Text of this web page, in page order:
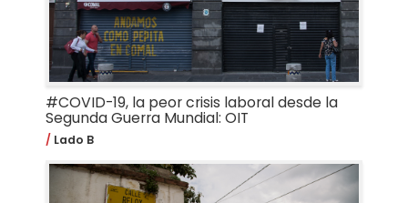
#COVID-19, la peor crisis laboral desde la
Segunda Guerra Mundial: OIT
Lado B